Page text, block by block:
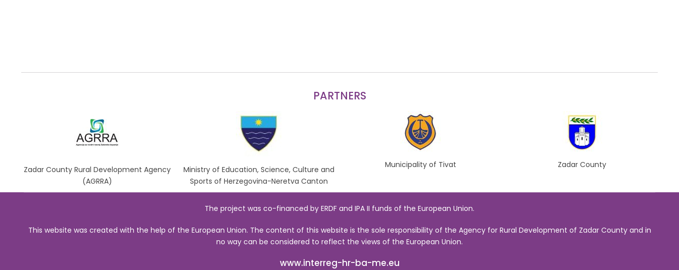
PARTNERS
Zadar County Rural Development Agency
(AGRRA)
Ministry of Education, Science, Culture and
Sports of Herzegovina-Neretva Canton
Municipality of Tivat Zadar County
The project was co-financed by ERDF and IPA II funds of the European Union.
This website was created with the help of the European Union. The content of this website is the sole responsibility of the Agency for Rural Development of Zadar County and in
no way can be considered to reflect the views of the European Union.
www.interreg-hr-ba-me.eu